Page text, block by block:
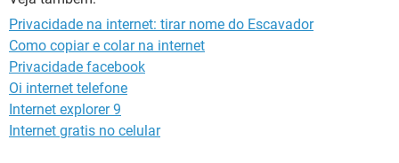
GUIA DE COMPRAS
Privacidade na internet: tirar nome do Escavador
Como copiar e colar na internet
Privacidade facebook
Oi internet telefone
Internet explorer 9
Internet gratis no celular